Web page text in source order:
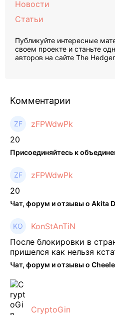
Новости
Статьи
Публикуйте интересные
своем проекте и станьте
авторов на сайте The Hedger
Комментарии
zFPWdwPk
20
Присоединяйтесь к
zFPWdwPk
20
Чат, форум и отзывы о Akita
KonStAnTiN
После блокировки в
пришелся как нельзя
можно юзать без так
Сейчас просто чилю и
Чат, форум и отзывы о
CryptoGin